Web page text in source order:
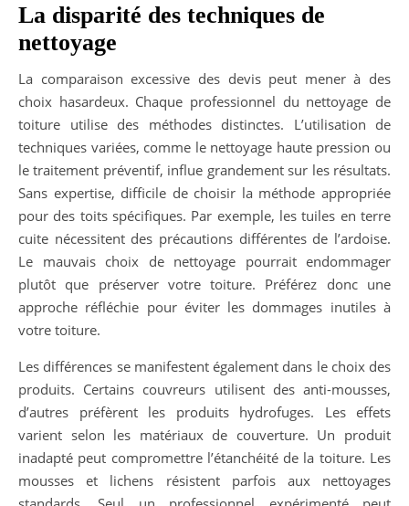
La disparité des techniques de
nettoyage
La comparaison excessive des devis peut mener à des
choix hasardeux. Chaque professionnel du nettoyage de
toiture utilise des méthodes distinctes. L’utilisation de
techniques variées, comme le nettoyage haute pression ou
le traitement préventif, influe grandement sur les résultats.
Sans expertise, difficile de choisir la méthode appropriée
pour des toits spécifiques. Par exemple, les tuiles en terre
cuite nécessitent des précautions différentes de l’ardoise.
Le mauvais choix de nettoyage pourrait endommager
plutôt que préserver votre toiture. Préférez donc une
approche réfléchie pour éviter les dommages inutiles à
votre toiture.
Les différences se manifestent également dans le choix des
produits. Certains couvreurs utilisent des anti-mousses,
d’autres préfèrent les produits hydrofuges. Les effets
varient selon les matériaux de couverture. Un produit
inadapté peut compromettre l’étanchéité de la toiture. Les
mousses et lichens résistent parfois aux nettoyages